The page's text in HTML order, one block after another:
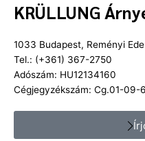
KRÜLLUNG
1033 Budapest, Reményi
Tel.: (+361) 367-2750
Adószám: HU12134160
Cégjegyzékszám: Cg.01-09-